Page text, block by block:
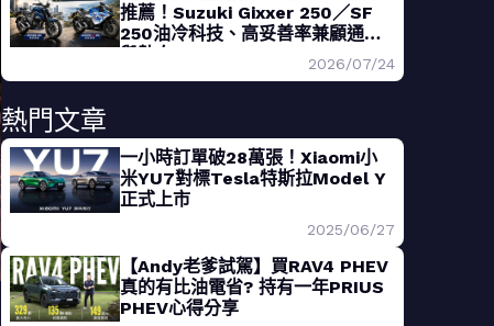
推薦！Suzuki Gixxer 250／SF
250油冷科技、高妥善率兼顧通勤
與熱血
2026/07/24
熱門文章
一小時訂單破28萬張！Xiaomi小
米YU7對標Tesla特斯拉Model Y
正式上市
2025/06/27
【Andy老爹試駕】買RAV4 PHEV
真的有比油電省? 持有一年PRIUS
PHEV心得分享